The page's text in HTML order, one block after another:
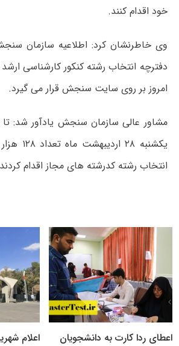
خود اقدام کنند.
وی خاطرنشان کرد: اطلاعیه سازمان
امروز بر روی سایت سنجش قرار می گیرد.
انتخاب رشته کدرشته های مجاز اقدام
اعطای ردا کارت به دانشجویان
اعلام